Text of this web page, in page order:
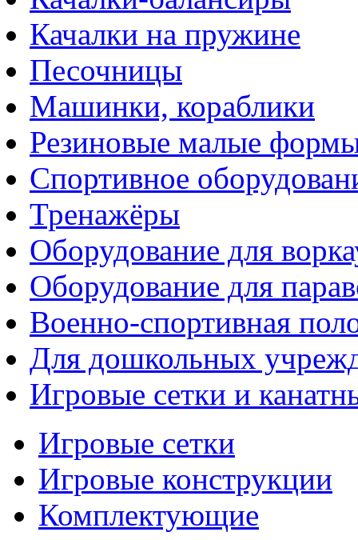
Качалки на пружине
Песочницы
Машинки, кораблики
Резиновые малые
Спортивное
Тренажёры
Оборудование для
Оборудование для
Военно-спортивная
Для дошкольных
Игровые сетки и
Игровые сетки
Игровые конструкции
Комплектующие